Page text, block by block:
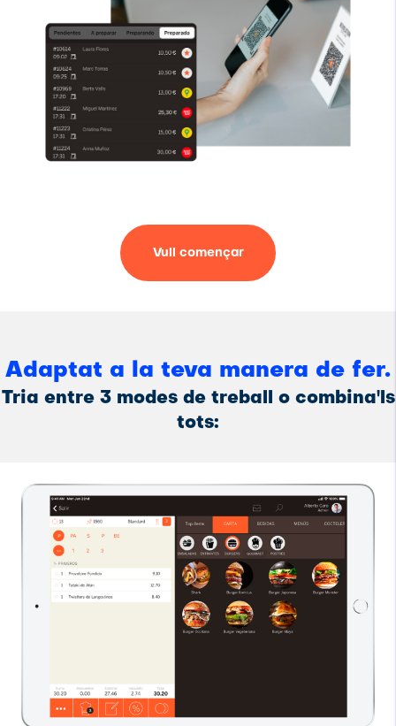
Vull començar
Adaptat a la teva manera de fer.
Tria entre 3 modes de treball o combina'ls
tots: